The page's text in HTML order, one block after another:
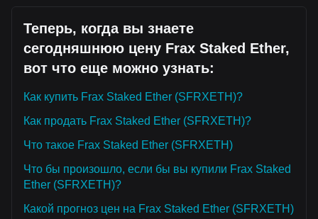
Теперь, когда вы знаете
сегодняшнюю цену Frax Staked Ether,
вот что еще можно узнать:
Как купить Frax Staked Ether (SFRXETH)?
Как продать Frax Staked Ether (SFRXETH)?
Что такое Frax Staked Ether (SFRXETH)
Что бы произошло, если бы вы купили Frax Staked
Ether (SFRXETH)?
Какой прогноз цен на Frax Staked Ether (SFRXETH)